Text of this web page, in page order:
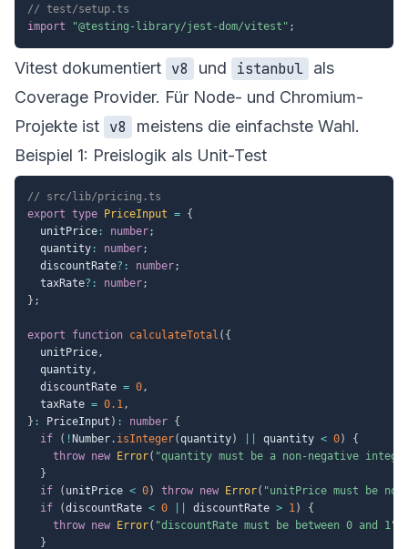
// test/setup.ts
import
"@testing-library/jest-dom/vitest" ;
Vitest dokumentiert v8 und istanbul
als
Coverage Provider. Für Node- und Chromium-
Projekte ist v8
meistens die einfachste Wahl.
Beispiel 1: Preislogik als Unit-Test
// src/lib/pricing.ts
export type PriceInput = {
  unitPrice
: number;
  quantity
: number;
  discountRate
? : number;
  taxRate
? : number;
} ;
export function calculateTotal ( {
  unitPrice
,
  quantity
,
  discountRate
= 0,
  taxRate
= 0.1,
} : PriceInput ) : number {
if
( ! Number. isInteger(quantity) quantity < 0)
{
throw new Error( "quantity must be a non-negative
}
if
( unitPrice < 0) throw new Error( "unitPrice must be
if
(discountRate < 0 discountRate > 1)
{
throw new Error( "discountRate must be between 0 and 1"
}